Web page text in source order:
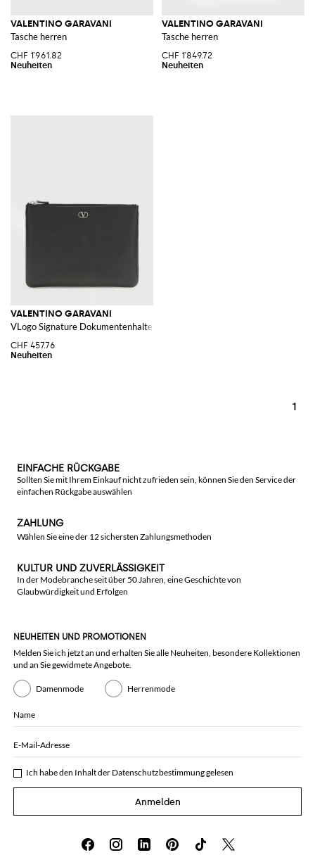
VALENTINO GARAVANI
Tasche herren
CHF 1'961.82
VALENTINO GARAVANI
Tasche herren
CHF 1'849.72
VALENTINO GARAVANI
VLogo Signature Dokumentenhalter aus genarbtem Kalbsleder
CHF 457.76
1
EINFACHE RÜCKGABE
Sollten Sie mit Ihrem Einkauf nicht zufrieden sein, können Sie den Service der
einfachen Rückgabe auswählen
ZAHLUNG
Wählen Sie eine der 12 sichersten Zahlungsmethoden
KULTUR UND ZUVERLÄSSIGKEIT
In der Modebranche seit über 50 Jahren, eine Geschichte von
Glaubwürdigkeit und Erfolgen
NEUHEITEN UND PROMOTIONEN
Melden Sie ich jetzt an und erhalten Sie alle Neuheiten, besondere Kollektionen
und an Sie gewidmete Angebote.
Damenmode Herrenmode
Name
E-Mail-Adresse
Ich habe den Inhalt der Datenschutzbestimmunggelesen
Anmelden